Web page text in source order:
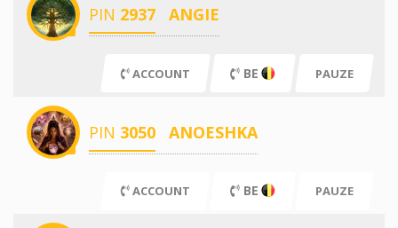
PIN 2937 ANGIE
ACCOUNT BE PAUZE
PIN 3050 ANOESHKA
ACCOUNT BE PAUZE